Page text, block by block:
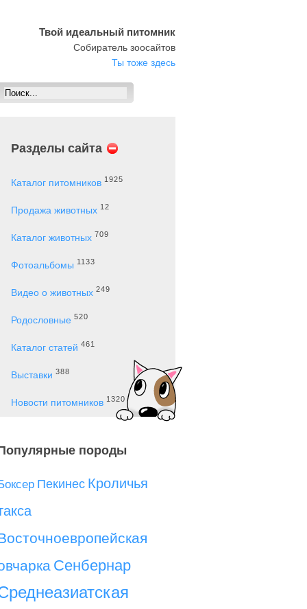
Твой идеальный питомник
Собиратель зоосайтов
Ты тоже здесь
Разделы сайта
Каталог питомников 1925
Продажа животных 12
Каталог животных 709
Фотоальбомы 1133
Видео о животных 249
Родословные 520
Каталог статей 461
Выставки 388
Новости питомников 1320
породы
Пекинес Кроличья
Сенбернар